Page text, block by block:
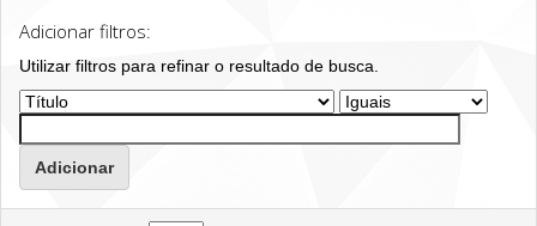
Adicionar filtros:
Utilizar filtros para refinar o resultado de busca.